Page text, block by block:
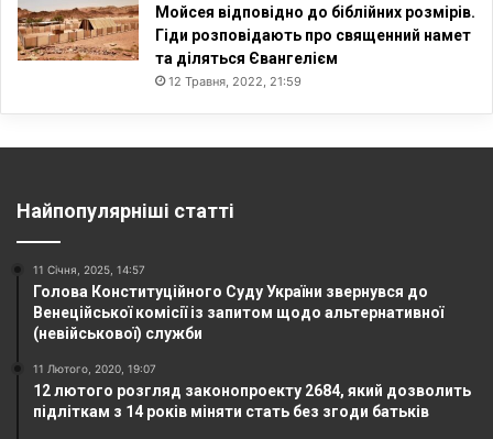
Мойсея відповідно до біблійних розмірів.
Гіди розповідають про священний намет
та діляться Євангелієм
12 Травня, 2022, 21:59
Найпопулярніші статті
11 Січня, 2025, 14:57
Голова Конституційного Суду України звернувся до
Венеційської комісії із запитом щодо альтернативної
(невійськової) служби
11 Лютого, 2020, 19:07
12 лютого розгляд законопроекту 2684, який дозволить
підліткам з 14 років міняти стать без згоди батьків